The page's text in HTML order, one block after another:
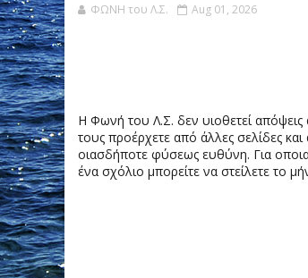
ΦΩΝΗ του Λ.Σ. Aug 01, 2026
Η Φωνή του Λ.Σ. δεν υιοθετεί
τους προέρχετε από άλλες σελίδες
οιασδήποτε φύσεως ευθύνη. Για
ένα σχόλιο μπορείτε να στείλετε το